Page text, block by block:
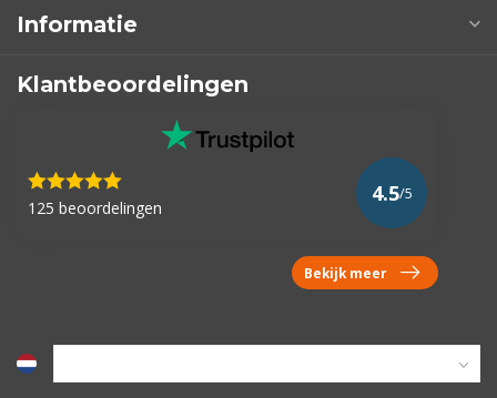
Informatie
Klantbeoordelingen
125 beoordelingen
4.5/5
Bekijk meer